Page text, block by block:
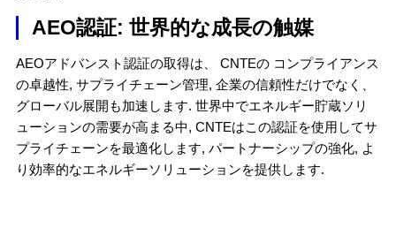
AEO認証: 世界的な成長の触媒
AEOアドバンスト認証の取得は、 CNTEの コンプライアンス
の卓越性, サプライチェーン管理, 企業の信頼性だけでなく、
グローバル展開も加速します. 世界中でエネルギー貯蔵ソリ
ューションの需要が高まる中, CNTEはこの認証を使用してサ
プライチェーンを最適化します, パートナーシップの強化, よ
り効率的なエネルギーソリューションを提供します.